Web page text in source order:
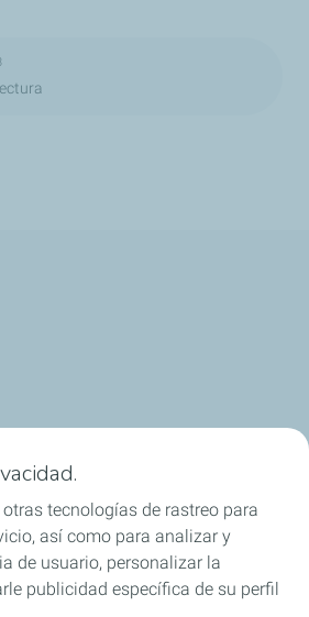
tecnologías de rastreo para
así como para analizar y
de usuario, personalizar la
publicidad específica de su perfil